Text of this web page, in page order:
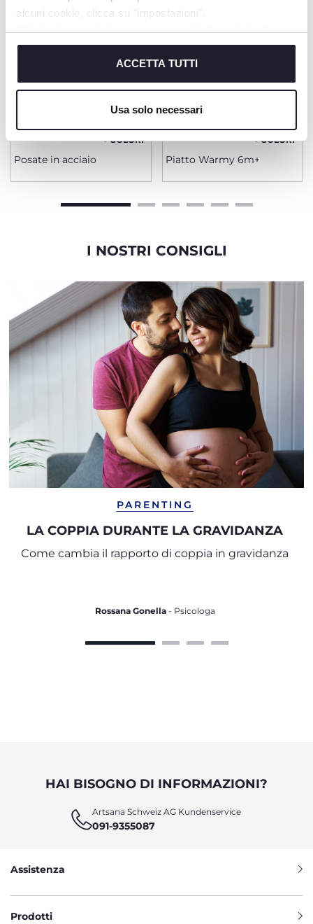
alcuni cookie, clicca su "impostazioni".
Chiudendo questo banner acconsenti all’uso dei soli
cookie tecnici, indispensabili per fruire del servizio
ACCETTA TUTTI
Usa solo necessari
+ COLORI
Posate in acciaio
+ COLORI
Piatto Warmy 6m+
I NOSTRI CONSIGLI
PARENTING
LA COPPIA DURANTE LA GRAVIDANZA
Come cambia il rapporto di coppia in gravidanza
Rossana Gonella - Psicologa
HAI BISOGNO DI INFORMAZIONI?
Artsana Schweiz AG Kundenservice
091-9355087
Assistenza
Prodotti